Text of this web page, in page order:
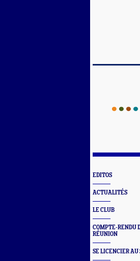
EDITOS
ACTUALITÉS
LE CLUB
COMPTE-RENDU
RÉUNION
SE LICENCIER AU